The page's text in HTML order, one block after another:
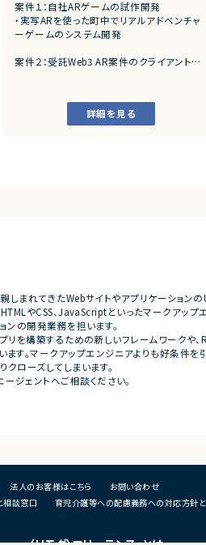
案件１：自社ARゲームの試作開発
・実写ARを使った町中でリアルアドベンチャ
ーゲームのシステム開発
案件２：受託Web3 AR案件のクライアント開
詳細を見る
まれてきたWebサイトやアプリケーション
やCSS、JavaScriptといったマークアッ
ンの開発業務を担います。
を構築するための新しいフレームワークや
す。マークアップエンジニアよりも好条件を
ローズしてしまいます。
ジェントへご相談ください。
法人のお客様はこちら
お問い合わせ
相談窓口 育児介護等への配慮義務への対応方針